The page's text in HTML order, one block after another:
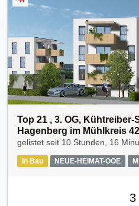
Top 21 , 3. OG, Kühtreiber-
Hagenberg im Mühlkreis
gelistet seit 10 Stunden, 16
In Bau NEUE-HEIMAT-OOE
3